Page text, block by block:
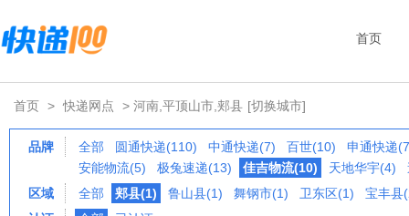
首页
首页 > 快递网点 > 河南,平顶山市,郏县 [切换城市]
品牌 全部 圆通快递(110) 中通快递(7) 百世(10)
申通快递
安能物流(5)
极兔速递(13) 佳吉物流(10) 天地华宇(4)
区域
全部 郏县(1) 鲁山县(1) 舞钢市(1) 卫东区(1)
宝丰县